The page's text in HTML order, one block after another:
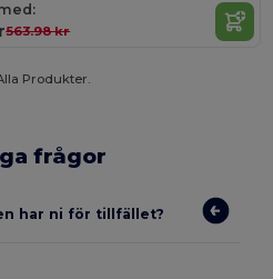
563.98 kr
Produkter.
frågor
har ni för tillfället?